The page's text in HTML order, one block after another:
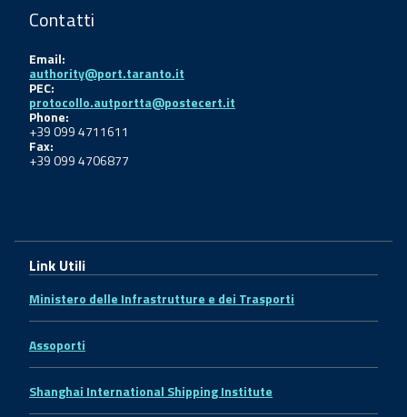
Contatti
Email:
authority@port.taranto.it
PEC:
protocollo.autportta@postecert.it
Phone:
+39 099 4711611
Fax:
+39 099 4706877
Link Utili
Ministero delle Infrastrutture e dei Trasporti
Assoporti
Shanghai International Shipping Institute